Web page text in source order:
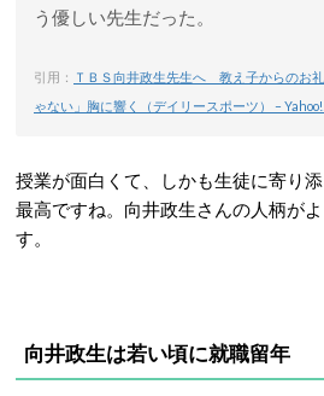
う優しい先生だった。
引用：
ＴＢＳ向井政生先生へ 教え子からのお
ゃない」胸に響く（デイリースポーツ） –
授業が面白くて、しかも生徒に寄り
最高ですね。向井政生さんの人柄が
す。
向井政生は若い頃に就職留年